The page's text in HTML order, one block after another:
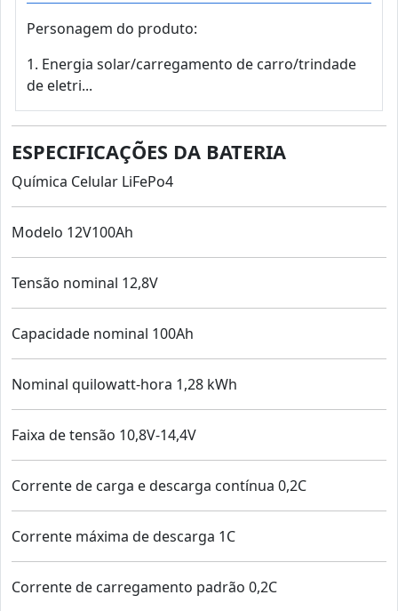
Personagem do produto:
1. Energia solar/carregamento de carro/trindade
de eletri...
ESPECIFICAÇÕES DA BATERIA
Química Celular LiFePo4
Modelo 12V100Ah
Tensão nominal 12,8V
Capacidade nominal 100Ah
Nominal quilowatt-hora 1,28 kWh
Faixa de tensão 10,8V-14,4V
Corrente de carga e descarga contínua 0,2C
Corrente máxima de descarga 1C
Corrente de carregamento padrão 0,2C